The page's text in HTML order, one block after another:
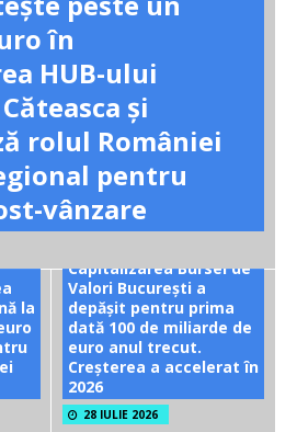
în
HUB-ului
și
rolul României
pentru
vânzare
la
Capitalizarea Bursei de
Valori București a
depășit pentru prima
dată 100 de miliarde de
euro anul trecut.
Creșterea a accelerat în
2026
28 IULIE 2026